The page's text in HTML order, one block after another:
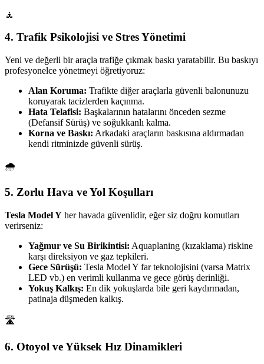
🧘
4. Trafik Psikolojisi ve Stres Yönetimi
Yeni ve değerli bir araçla trafiğe çıkmak baskı yaratabilir. Bu baskıyı
profesyonelce yönetmeyi öğretiyoruz:
Alan Koruma: Trafikte diğer araçlarla güvenli balonunuzu
koruyarak tacizlerden kaçınma.
Hata Telafisi: Başkalarının hatalarını önceden sezme
(Defansif Sürüş) ve soğukkanlı kalma.
Korna ve Baskı: Arkadaki araçların baskısına aldırmadan
kendi ritminizde güvenli sürüş.
🌧️
5. Zorlu Hava ve Yol Koşulları
Tesla Model Y her havada güvenlidir, eğer siz doğru komutları
verirseniz:
Yağmur ve Su Birikintisi: Aquaplaning (kızaklama) riskine
karşı direksiyon ve gaz tepkileri.
Gece Sürüşü: Tesla Model Y far teknolojisini (varsa Matrix
LED vb.) en verimli kullanma ve gece görüş derinliği.
Yokuş Kalkış: En dik yokuşlarda bile geri kaydırmadan,
patinaja düşmeden kalkış.
🛣️
6. Otoyol ve Yüksek Hız Dinamikleri